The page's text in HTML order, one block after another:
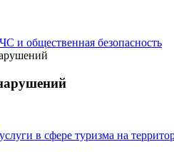
и общественная безопасность
в сфере туризма на